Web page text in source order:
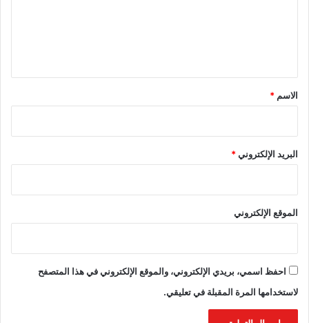
*
الاسم *
البريد الإلكتروني*
الموقع الإلكتروني
احفظ اسمي، بريدي الإلكتروني، والموقع الإلكتروني في هذا المتصفح
لاستخدامها المرة المقبلة في تعليقي.